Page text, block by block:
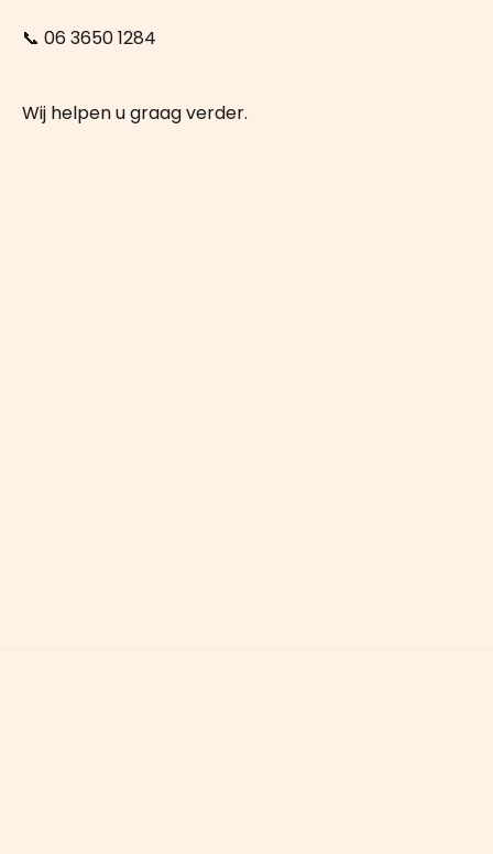
📞 06 3650 1284
Wij helpen u graag verder.